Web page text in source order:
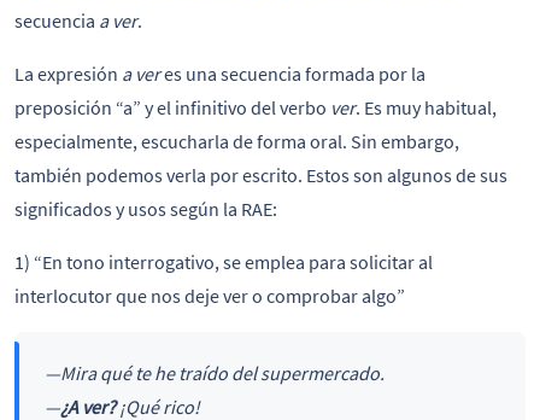
secuencia a ver.
La expresión a veres una secuencia formada por la
preposición “a” y el infinitivo del verbo ver. Es muy habitual,
especialmente, escucharla de forma oral. Sin embargo,
también podemos verla por escrito. Estos son algunos de sus
significados y usos según la RAE:
1) “En tono interrogativo, se emplea para solicitar al
interlocutor que nos deje ver o comprobar algo”
—Mira qué te he traído del supermercado.
—¿A ver?¡Qué rico!